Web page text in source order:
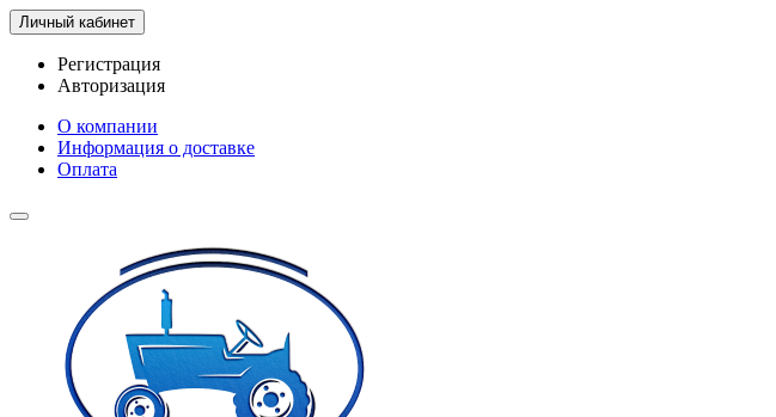
Личный кабинет
Регистрация
Авторизация
О компании
Информация о доставке
Оплата